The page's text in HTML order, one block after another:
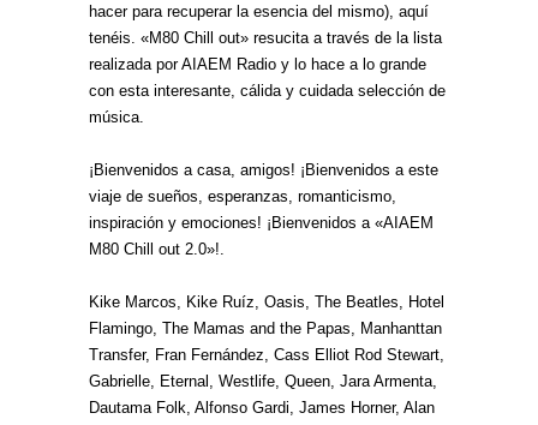
hacer para recuperar la esencia del mismo), aquí
tenéis. «M80 Chill out» resucita a través de la lista
realizada por AIAEM Radio y lo hace a lo grande
con esta interesante, cálida y cuidada selección de
música.
¡Bienvenidos a casa, amigos! ¡Bienvenidos a este
viaje de sueños, esperanzas, romanticismo,
inspiración y emociones! ¡Bienvenidos a «AIAEM
M80 Chill out 2.0»!.
Kike Marcos, Kike Ruíz, Oasis, The Beatles, Hotel
Flamingo, The Mamas and the Papas, Manhanttan
Transfer, Fran Fernández, Cass Elliot Rod Stewart,
Gabrielle, Eternal, Westlife, Queen, Jara Armenta,
Dautama Folk, Alfonso Gardi, James Horner, Alan